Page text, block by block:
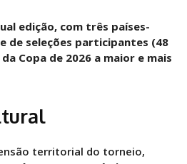
edição, com três países-
de seleções participantes (48
Copa de 2026 a maior e mais
territorial do torneio,